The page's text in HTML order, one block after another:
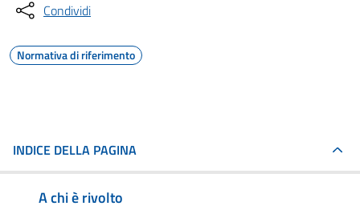
Condividi
Normativa di riferimento
INDICE DELLA PAGINA
A chi è rivolto